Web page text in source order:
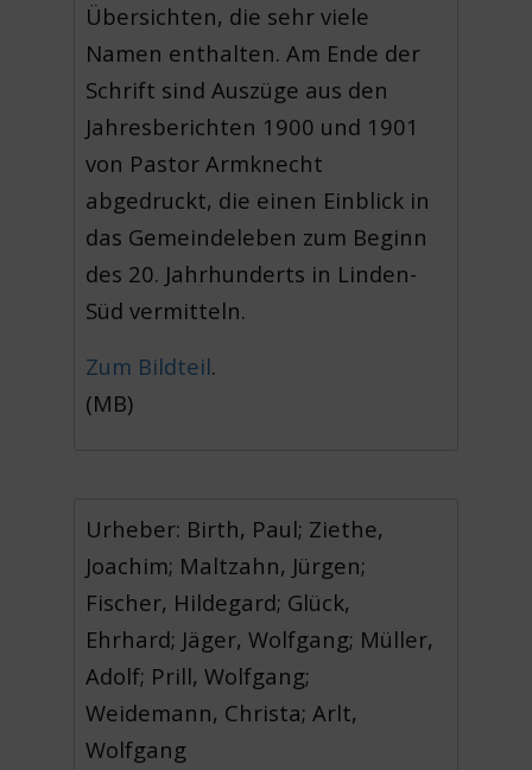
Übersichten, die sehr viele
Namen enthalten. Am Ende der
Schrift sind Auszüge aus den
Jahresberichten 1900 und 1901
von Pastor Armknecht
abgedruckt, die einen Einblick in
das Gemeindeleben zum Beginn
des 20. Jahrhunderts in Linden-
Süd vermitteln.
Zum Bildteil.
(MB)
Urheber: Birth, Paul; Ziethe,
Joachim; Maltzahn, Jürgen;
Fischer, Hildegard; Glück,
Ehrhard; Jäger, Wolfgang; Müller,
Adolf; Prill, Wolfgang;
Weidemann, Christa; Arlt,
Wolfgang